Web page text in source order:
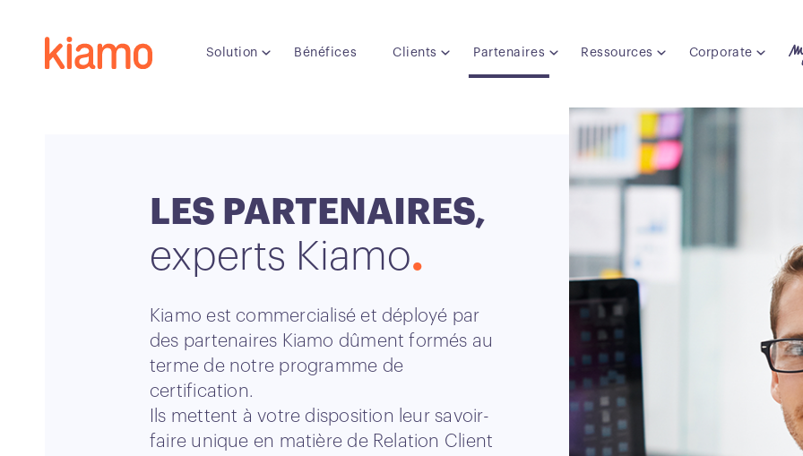
Solution Bénéfices Clients Partenaires Ressources Corporate
LES PARTENAIRES,
experts Kiamo
Kiamo est commercialisé et déployé par
des partenaires Kiamo dûment formés au
terme de notre programme de
certification.
Ils mettent à votre disposition leur savoir-
faire unique en matière de Relation Client